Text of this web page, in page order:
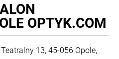
OPTYK.COM
13, 45-056 Opole,